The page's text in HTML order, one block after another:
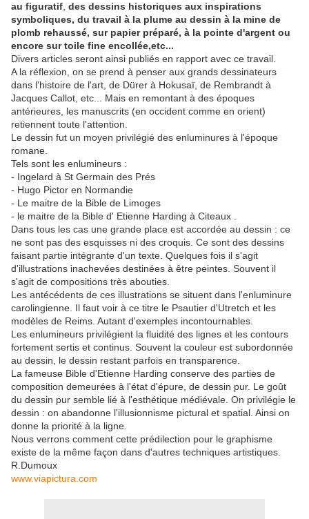
au figuratif des dessins historiques aux inspirations
symboliques, du travail à la plume au dessin à la mine de
plomb rehaussé, sur papier préparé, à la pointe d'argent ou
encore sur toile fine encollée,etc...
Divers articles seront ainsi publiés en rapport avec ce travail.
A la réflexion, on se prend à penser aux grands dessinateurs
dans l'histoire de l'art, de Dürer à Hokusaï, de Rembrandt à
Jacques Callot, etc... Mais en remontant à des époques
antérieures, les manuscrits (en occident comme en orient)
retiennent toute l'attention.
Le dessin fut un moyen privilégié des enluminures à l'époque
romane.
Tels sont les enlumineurs :
- Ingelard à St Germain des Prés
- Hugo Pictor en Normandie
- Le maitre de la Bible de Limoges
- le maitre de la Bible d' Etienne Harding à Citeaux .
Dans tous les cas une grande place est accordée au dessin : ce
ne sont pas des esquisses ni des croquis. Ce sont des dessins
faisant partie intégrante d'un texte. Quelques fois il s'agit
d'illustrations inachevées destinées à être peintes. Souvent il
s'agit de compositions très abouties.
Les antécédents de ces illustrations se situent dans l'enluminure
carolingienne. Il faut voir à ce titre le Psautier d'Utretch et les
modèles de Reims. Autant d'exemples incontournables.
Les enlumineurs privilégient la fluidité des lignes et les contours
fortement sertis et continus. Souvent la couleur est subordonnée
au dessin, le dessin restant parfois en transparence.
La fameuse Bible d'Etienne Harding conserve des parties de
composition demeurées à l'état d'épure, de dessin pur. Le goût
du dessin pur semble lié à l'esthétique médiévale. On privilégie le
dessin : on abandonne l'illusionnisme pictural et spatial. Ainsi on
donne la priorité à la ligne.
Nous verrons comment cette prédilection pour le graphisme
existe de la même façon dans d'autres techniques artistiques.
R.Dumoux
www.viapictura.com